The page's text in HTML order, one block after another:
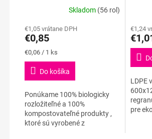
produktu
je
4,3
Skladom (56 rol)
€1,05 vrátane DPH
€0,85
Jednotková
cena:
€0,06 / 1 ks
Do košíka
Ponúkame 100% biologicky
rozložiteľné a 100%
kompostovateľné produkty ,
ktoré sú vyrobené z
je
3,9
5
€1,24
LDPE
pre